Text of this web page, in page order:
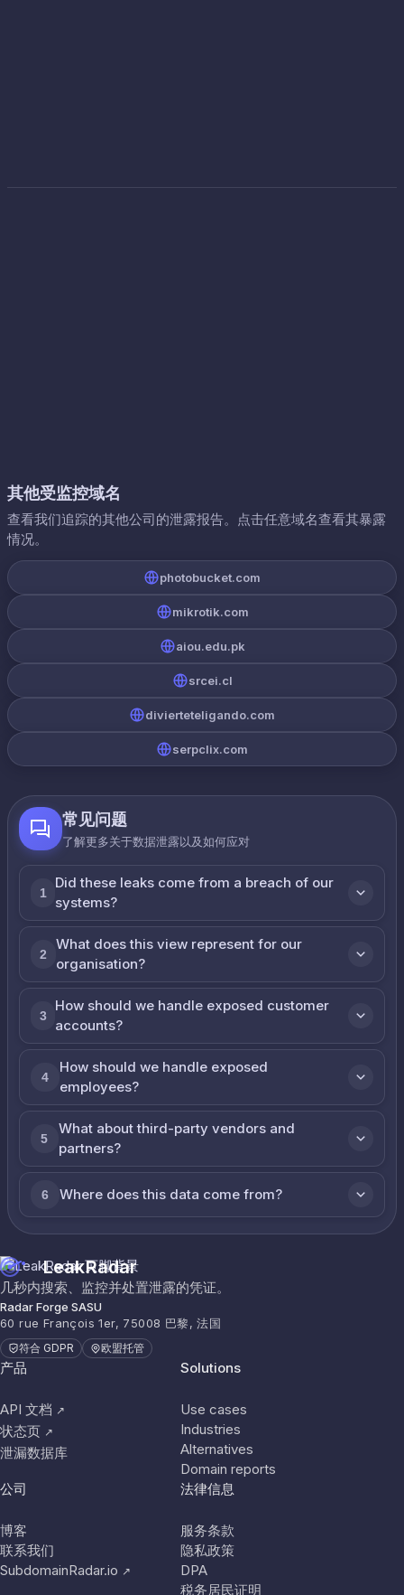
其他受监控域名
查看我们追踪的其他公司的泄露报告。点击任意域名查看其暴露
情况。
photobucket.com
mikrotik.com
aiou.edu.pk
srcei.cl
divierteteligando.com
serpclix.com
常见问题
了解更多关于数据泄露以及如何应对
1
Did these leaks come from a breach of our
systems?
2
What does this view represent for our
organisation?
3
How should we handle exposed customer
accounts?
4
How should we handle exposed
employees?
5
What about third-party vendors and
partners?
6 Where does this data come from?
LeakRadar
几秒内搜索、监控并处置泄露的凭证。
Radar Forge SASU
60 rue François 1er, 75008 巴黎, 法国
符合 GDPR 欧盟托管
产品
API 文档 ↗
状态页 ↗
泄漏数据库
Solutions
Use cases
Industries
Alternatives
Domain reports
公司
博客
联系我们
SubdomainRadar.io ↗
法律信息
服务条款
隐私政策
DPA
税务居民证明